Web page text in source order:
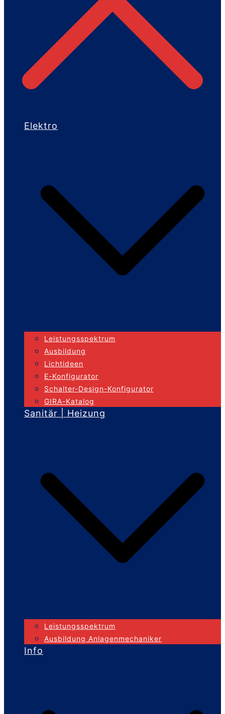
Elektro
Leistungsspektrum
Ausbildung
Lichtideen
E-Konfigurator
Schalter-Design-Konfigurator
GIRA-Katalog
Sanitär | Heizung
Leistungsspektrum
Ausbildung Anlagenmechaniker
Info